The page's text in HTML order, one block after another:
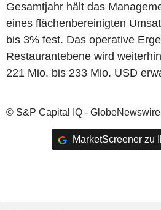
Gesamtjahr hält das
eines flächenbereinigten
bis 3% fest. Das operative
Restaurantebene wird
221 Mio. bis 233 Mio. USD
© S&P Capital IQ -
MarketScreener zu